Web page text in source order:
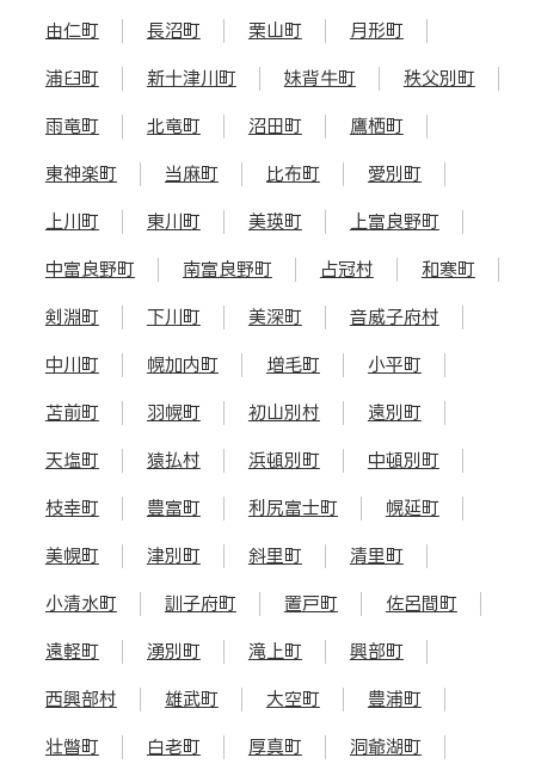
由仁町 長沼町 栗山町 月形町
浦臼町 新十津川町 妹背牛町 秩父別町
雨竜町 北竜町 沼田町 鷹栖町
東神楽町 当麻町 比布町 愛別町
上川町 東川町 美瑛町 上富良野町
中富良野町 南富良野町 占冠村 和寒町
剣淵町 下川町 美深町 音威子府村
中川町 幌加内町 増毛町 小平町
苫前町 羽幌町 初山別村 遠別町
天塩町 猿払村 浜頓別町 中頓別町
枝幸町 豊富町 利尻富士町 幌延町
美幌町 津別町 斜里町 清里町
小清水町 訓子府町 置戸町 佐呂間町
遠軽町 湧別町 滝上町 興部町
西興部村 雄武町 大空町 豊浦町
壮瞥町 白老町 厚真町 洞爺湖町